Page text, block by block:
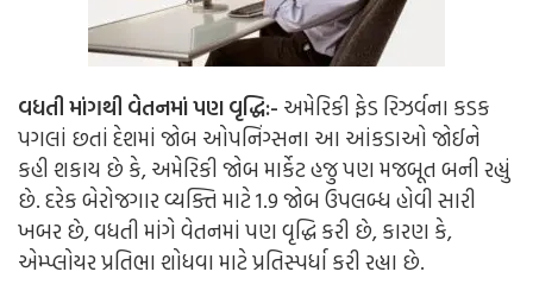
વધતી માંગથી વેતનમાં પણ વૃદ્ધિ:- અમેરિકી ફેડ રિઝર્વના કડક
પગલાં છતાં દેશમાં જોબ ઓપનિંગ્સના આ આંકડાઓ જોઈને
કહી શકાય છે કે, અમેરિકી જોબ માર્કેટ હજુ પણ મજબૂત બની રહ્યું
છે. દરેક બેરોજગાર વ્યક્તિ માટે 1.9 જોબ ઉપલબ્ધ હોવી સારી
ખબર છે, વધતી માંગે વેતનમાં પણ વૃદ્ધિ કરી છે, કારણ કે,
એમ્પ્લોયર પ્રતિભા શોધવા માટે પ્રતિસ્પર્ધા કરી રહ્યા છે.